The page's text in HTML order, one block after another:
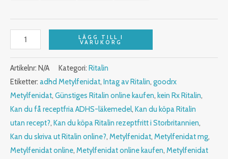
LÄGG TILL I
VARUKORG
Artikelnr: N/A Kategori: Ritalin
Etiketter: adhd Metylfenidat, Intag av Ritalin, goodrx
Metylfenidat, Günstiges Ritalin online kaufen, kein Rx Ritalin,
Kan du få receptfria ADHS-läkemedel, Kan du köpa Ritalin
utan recept?, Kan du köpa Ritalin rezeptfritt i Storbritannien,
Kan du skriva ut Ritalin online?, Metylfenidat, Metylfenidat mg,
Metylfenidat online, Metylfenidat online kaufen, Metylfenidat